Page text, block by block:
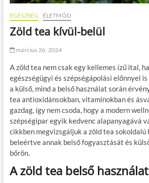
EGÉSZSÉG ÉLETMÓD
Zöld tea kívül-belül
március 26, 2024
A zöld tea nem csak egy kellemes ízű ital,
egészségügyi és szépségápolási előnnyel
a külső, mind a belső használat során
tea antioxidánsokban, vitaminokban és
gazdag, így nem csoda, hogy a modern
szépségipar egyik kedvenc alapanyagává
cikkben megvizsgáljuk a zöld tea sokoldalú
beleértve annak belső fogyasztását és
bőrön.
A zöld tea belső